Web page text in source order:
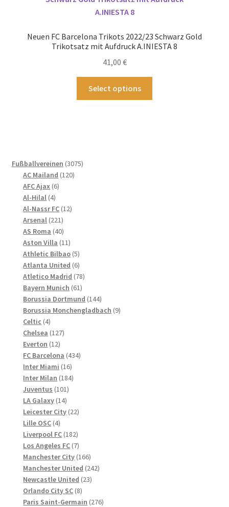
Die
auf
gewählt
Neuen FC Barcelona Trikots 2022/23 Schwarz Gold
Trikotsatz mit Aufdruck A.INIESTA 8
41,00 €
Select options
Fußballvereinen 30753075
AC Mailand 120120
AFC Ajax 66
Al-Hilal 44
Produkte
Al-Nassr FC 1212
Arsenal 221221
Produkte
AS Roma 4040
Produkte
Aston Villa 1111
Produkte
Athletic Bilbao 55
Produkte
Atlanta United 66
Produkte
Atletico Madrid 7878
Bayern Munich 6161
Produkte
Borussia Dortmund 144144
Produkte
Borussia Monchengladbach 99
Celtic 44
Produkte
Chelsea 127127
Everton 1212
Produkte
FC Barcelona 434434
Inter Miami 1616
Produkte
Inter Milan 184184
Juventus 101101
LA Galaxy 1414
Produkte
Leicester City 2222
Lille OSC 44
Produkte
Liverpool FC 182182
Produkte
Los Angeles FC 77
Produkte
Manchester City 166166
Produkte
Manchester United 242242
Newcastle United 2323
Orlando City SC 88
Produkte
Paris Saint-Germain 276276